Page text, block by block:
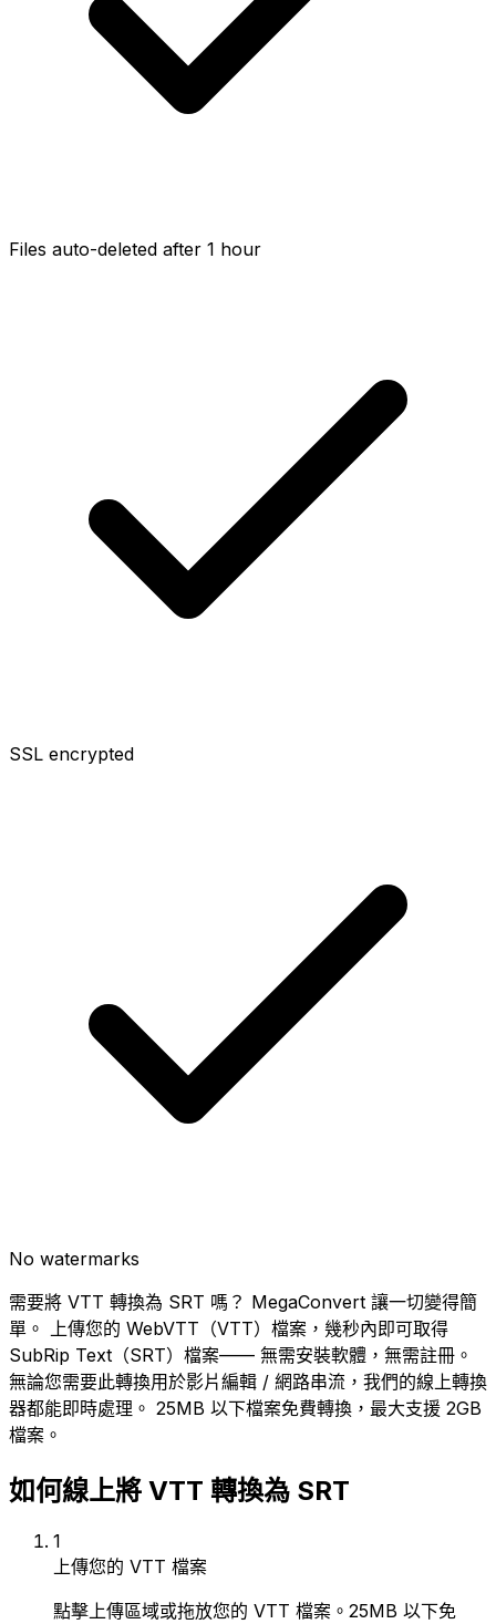
Files auto-deleted after 1 hour
SSL encrypted
No watermarks
需要將 VTT 轉換為 SRT 嗎？ MegaConvert 讓一切變得簡
單。 上傳您的 WebVTT（VTT）檔案，幾秒內即可取得
SubRip Text（SRT）檔案—— 無需安裝軟體，無需註冊。
無論您需要此轉換用於影片編輯 / 網路串流，我們的線上轉換
器都能即時處理。 25MB 以下檔案免費轉換，最大支援 2GB
檔案。
如何線上將 VTT 轉換為 SRT
1
上傳您的 VTT 檔案
點擊上傳區域或拖放您的 VTT 檔案。25MB 以下免